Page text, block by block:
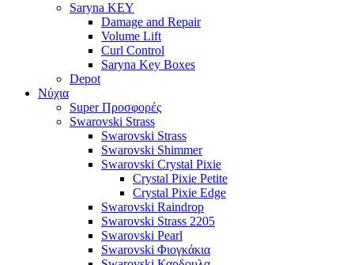
Saryna KEY
Damage and Repair
Volume Lift
Curl Control
Saryna Key Boxes
Depot
Νύχια
Super Προσφορές
Swarovski Strass
Swarovski Strass
Swarovski Shimmer
Swarovski Crystal Pixie
Crystal Pixie Petite
Crystal Pixie Edge
Swarovski Raindrop
Swarovski Strass 2205
Swarovski Pearl
Swarovski Φιογκάκια